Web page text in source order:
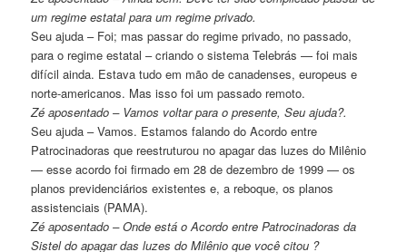
um regime estatal para um regime privado.
Seu ajuda – Foi; mas passar do regime privado, no passado,
para o regime estatal – criando o sistema Telebrás — foi mais
difícil ainda. Estava tudo em mão de canadenses, europeus e
norte-americanos. Mas isso foi um passado remoto.
Zé aposentado – Vamos voltar para o presente, Seu ajuda?.
Seu ajuda – Vamos. Estamos falando do Acordo entre
Patrocinadoras que reestruturou no apagar das luzes do Milênio
— esse acordo foi firmado em 28 de dezembro de 1999 — os
planos previdenciários existentes e, a reboque, os planos
assistenciais (PAMA).
Zé aposentado – Onde está o Acordo entre Patrocinadoras da
Sistel do apagar das luzes do Milênio que você citou ?